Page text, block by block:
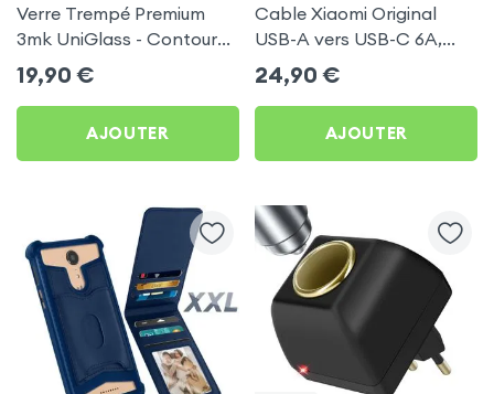
Verre Trempé Premium
3mk UniGlass - Contour
Noir pour Realme 6 Pro
19,90 €
AJOUTER
Cable Xiaomi Original
USB-A vers USB-C 6A,
Charge Rapide et
Synchronisation - Blanc
pour Realme 6 Pro
24,90 €
AJOUTER